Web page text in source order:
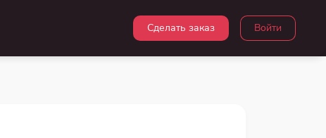
Войти
Сделать заказ